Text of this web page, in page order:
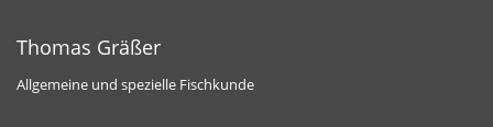
Thomas Gräßer
Allgemeine und spezielle Fischkunde